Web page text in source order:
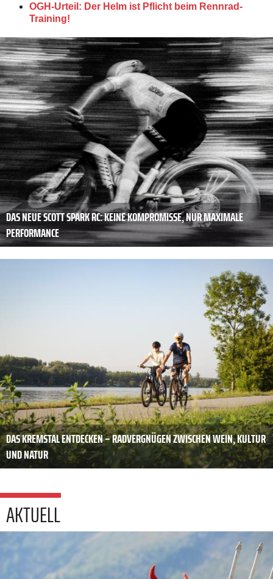
OGH-Urteil: Der Helm ist Pflicht beim Rennrad-
Training!
DAS NEUE SCOTT SPARK RC: KEINE KOMPROMISSE, NUR MAXIMALE
PERFORMANCE
DAS KREMSTAL ENTDECKEN – RADVERGNÜGEN ZWISCHEN WEIN, KULTUR
UND NATUR
AKTUELL